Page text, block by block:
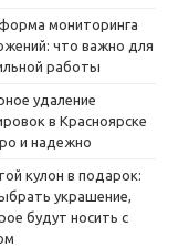
мониторинга
что важно для
работы
удаление
в Красноярске
и надежно
кулон в подарок:
украшение,
будут носить с